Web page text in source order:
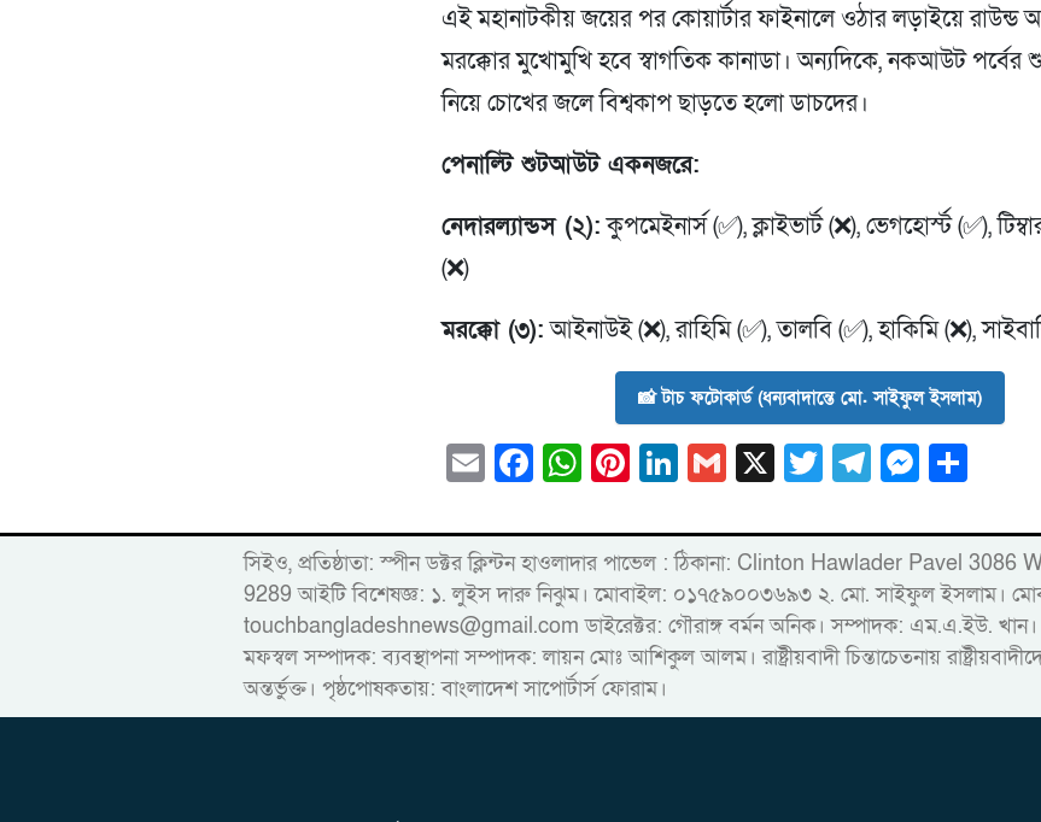
এই মহানাটকীয় জয়ের পর কোয়ার্টার ফাইনালে ওঠার লড়াইয়ে রাউন্ড
মরক্কোর মুখোমুখি হবে স্বাগতিক কানাডা। অন্যদিকে, নকআউট পর্বের
নিয়ে চোখের জলে বিশ্বকাপ ছাড়তে হলো ডাচদের।
পেনাল্টি শুটআউট একনজরে:
নেদারল্যান্ডস (২):কুপমেইনার্স (✅), ক্লাইভার্ট (❌), ভেগহোর্স্ট (✅),
(❌)
মরক্কো (৩):আইনাউই (❌), রাহিমি (✅), তালবি (✅), হাকিমি (❌),
📸 টাচ ফটোকার্ড (ধন্যবাদান্তে মো. সাইফুল ইসলাম)
EmailFacebook
WhatsApp
Pinterest
LinkedIn
Gmail
X Twitter
Telegram
সিইও, প্রতিষ্ঠাতা: স্পীন ডক্টর ক্লিন্টন হাওলাদার পাভেল : ঠিকানা: Clinton Hawlader Pavel
9289 আইটি বিশেষজ্ঞ: ১. লুইস দারু নিঝুম। ‎মোবাইল: ০১৭৫৯০০৩৬৯৩ ২. মো. সাইফুল ইসলাম।
touchbangladeshnews@gmail.com ডাইরেক্টর: গৌরাঙ্গ বর্মন অনিক। সম্পাদক: এম.এ.ইউ. খান।
মফস্বল সম্পাদক: ব্যবস্থাপনা সম্পাদক: লায়ন মোঃ আশিকুল আলম। রাষ্ট্রীয়বাদী চিন্তাচেতনায়
অন্তর্ভুক্ত। পৃষ্ঠপোষকতায়: বাংলাদেশ সাপোর্টার্স ফোরাম।